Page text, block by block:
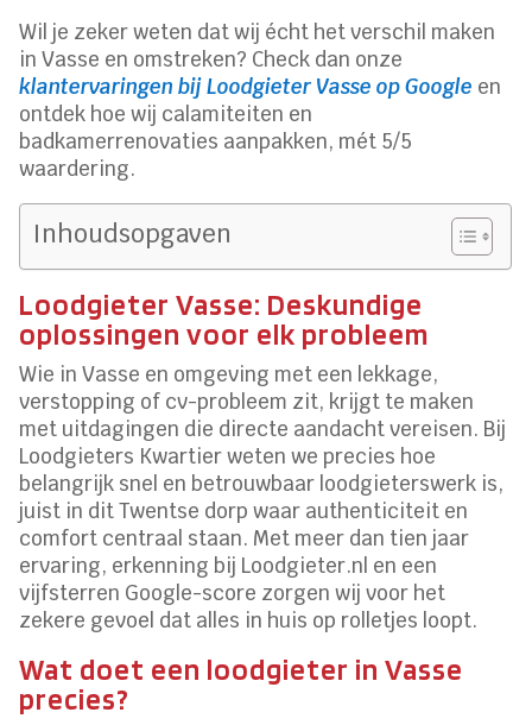
Wil je zeker weten dat wij écht het verschil maken
in Vasse en omstreken? Check dan onze
klantervaringen bij Loodgieter Vasse op Google en
ontdek hoe wij calamiteiten en
badkamerrenovaties aanpakken, mét 5/5
waardering.
Inhoudsopgaven
Loodgieter Vasse: Deskundige
oplossingen voor elk probleem
Wie in Vasse en omgeving met een lekkage,
verstopping of cv-probleem zit, krijgt te maken
met uitdagingen die directe aandacht vereisen. Bij
Loodgieters Kwartier weten we precies hoe
belangrijk snel en betrouwbaar loodgieterswerk is,
juist in dit Twentse dorp waar authenticiteit en
comfort centraal staan. Met meer dan tien jaar
ervaring, erkenning bij Loodgieter.nl en een
vijfsterren Google-score zorgen wij voor het
zekere gevoel dat alles in huis op rolletjes loopt.
Wat doet een loodgieter in Vasse
precies?